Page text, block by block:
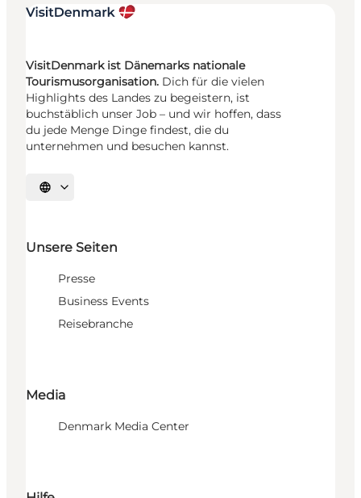
VisitDenmark ist Dänemarks nationale
Tourismusorganisation. Dich für die vielen
Highlights des Landes zu begeistern, ist
buchstäblich unser Job – und wir hoffen, dass
du jede Menge Dinge findest, die du
unternehmen und besuchen kannst.
Sprache auswählen
Unsere Seiten
Presse
Business Events
Reisebranche
Media
Denmark Media Center